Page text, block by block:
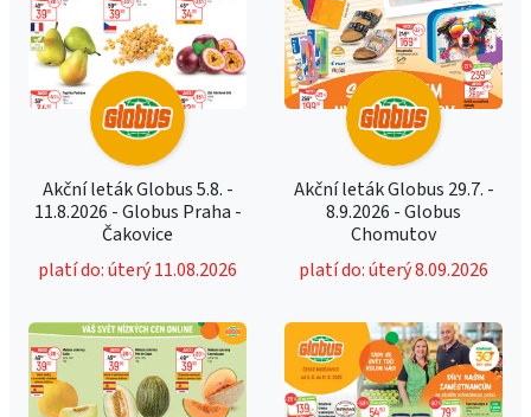
Akční leták Globus 5.8. -
11.8.2026 - Globus Praha -
Čakovice
platí do: úterý 11.08.2026
Akční leták Globus 29.7. -
8.9.2026 - Globus
Chomutov
platí do: úterý 8.09.2026